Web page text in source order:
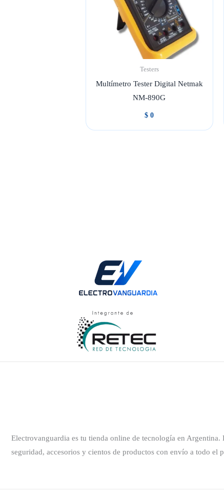
Testers
Multímetro Tester Digital Netmak
NM-890G
$ 0
Electrovanguardia es tu tienda online de tecnología en
seguridad, accesorios y cientos de productos con envío a todo el